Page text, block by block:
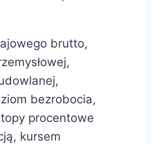
brutto,
bezrobocia,
procentowe
kursem